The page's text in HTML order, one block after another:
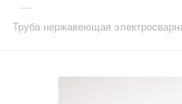
—
Труба нержавеющая